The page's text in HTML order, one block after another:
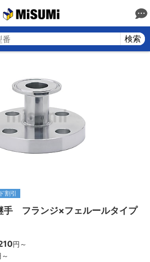
検索
割引
手　フランジ×フェルールタイプ
円 ～
～